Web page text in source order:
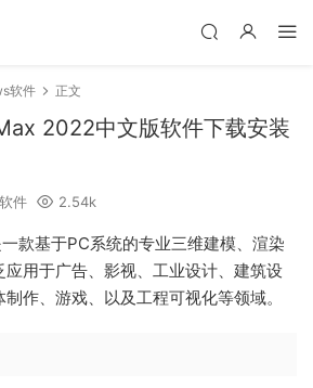
软件 正文
2022中文版软件下载安装
件 2.54k
款基于PC系统的专业三维建模、渲染
用于广告、影视、工业设计、建筑设
作、游戏、以及工程可视化等领域。